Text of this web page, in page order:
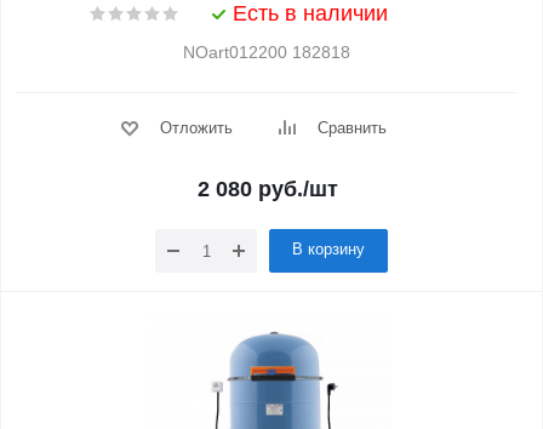
Есть в наличии
NOart012200 182818
Отложить Сравнить
2 080руб./шт
В корзину